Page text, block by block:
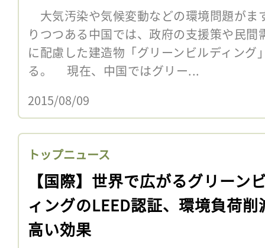
大気汚染や気候変動などの環境問題がま
りつつある中国では、政府の支援策や民
に配慮した建造物「グリーンビルディング
る。 現在、中国ではグリー...
2015/08/09
トップニュース
【国際】世界で広がるグリーン
ィングのLEED認証、環境負荷削
高い効果